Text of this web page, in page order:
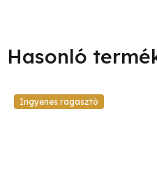
Ingyenes ragasztó